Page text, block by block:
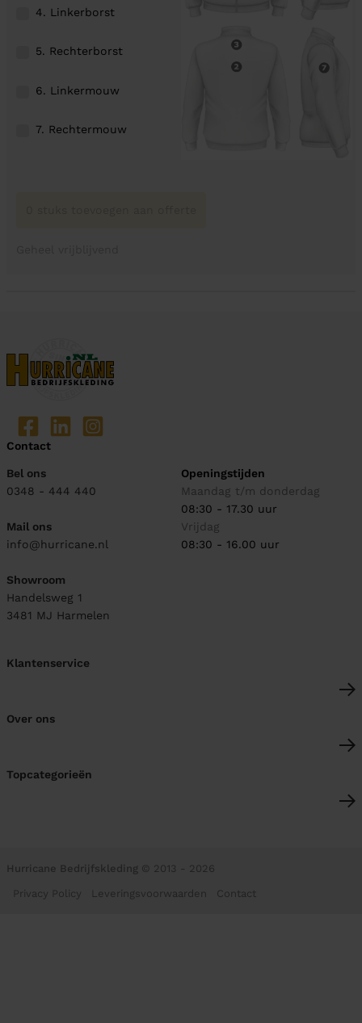
4. Linkerborst
5. Rechterborst
6. Linkermouw
7. Rechtermouw
Contact
Bel ons
0348 - 444 440
Mail ons
info@hurricane.nl
Showroom
Handelsweg 1
3481 MJ Harmelen
Openingstijden
Maandag t/m donderdag
08:30 - 17.30 uur
Vrijdag
08:30 - 16.00 uur
Klantenservice
Over ons
Topcategorieën
Hurricane Bedrijfskleding © 2013 - 2026
Privacy Policy Leveringsvoorwaarden Contact